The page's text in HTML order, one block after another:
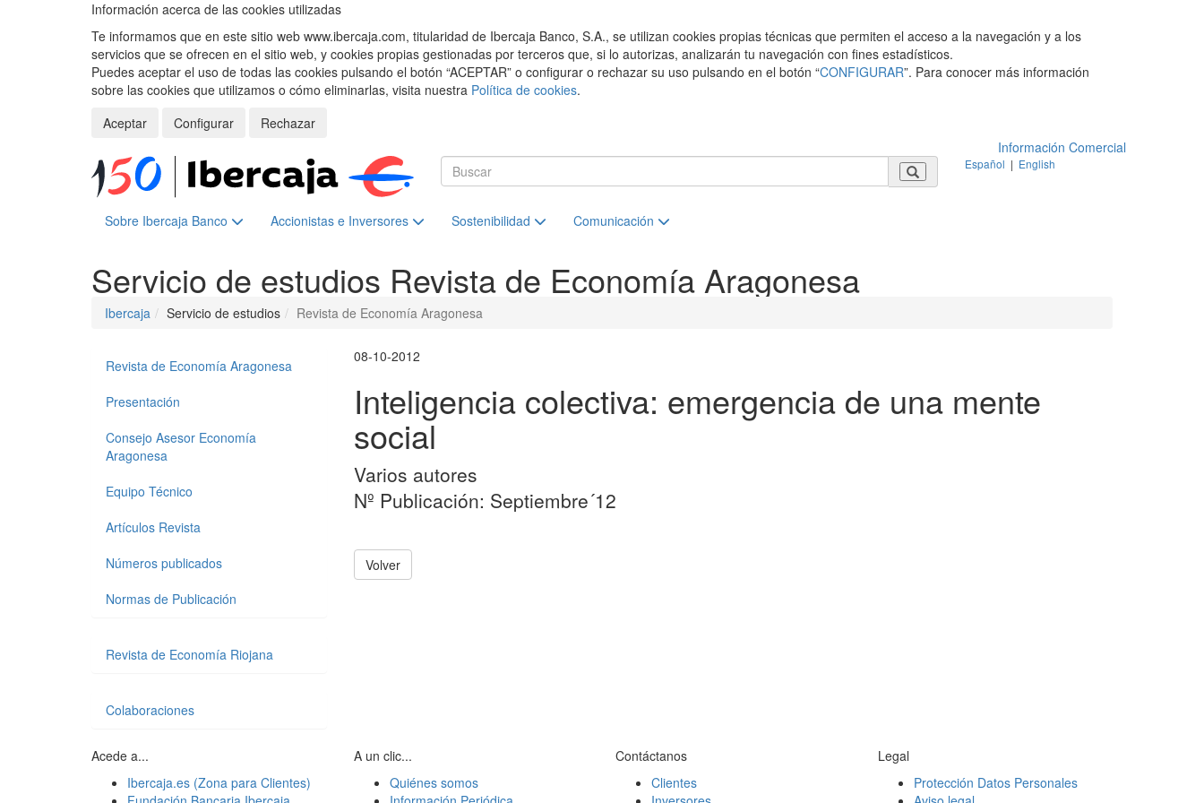
Información acerca de las cookies utilizadas
Te informamos que en este sitio web www.ibercaja.com, titularidad de Ibercaja Banco, S.A., se utilizan cookies propias técnicas que permiten el acceso a la navegación y a los
servicios que se ofrecen en el sitio web, y cookies propias gestionadas por terceros que, si lo autorizas, analizarán tu navegación con fines estadísticos.
Puedes aceptar el uso de todas las cookies pulsando el botón “ACEPTAR” o configurar o rechazar su uso pulsando en el botón “CONFIGURAR”. Para conocer más información
sobre las cookies que utilizamos o cómo eliminarlas, visita nuestra Política de cookies.
Aceptar
Configurar
Rechazar
Información Comercial
Español | English
Sobre Ibercaja Banco Accionistas e Inversores Sostenibilidad Comunicación
Servicio de estudios Revista de Economía Aragonesa
Ibercaja Servicio de estudios Revista de Economía Aragonesa
08-10-2012
Inteligencia colectiva: emergencia de una mente
social
Varios autores
Nº Publicación: Septiembre´12
Volver
Revista de Economía Aragonesa
Presentación
Consejo Asesor Economía
Aragonesa
Equipo Técnico
Artículos Revista
Números publicados
Normas de Publicación
Revista de Economía Riojana
Colaboraciones
Acede a...
Ibercaja.es (Zona para Clientes)
A un clic...
Quiénes somos
Contáctanos
Clientes
Legal
Protección Datos Personales